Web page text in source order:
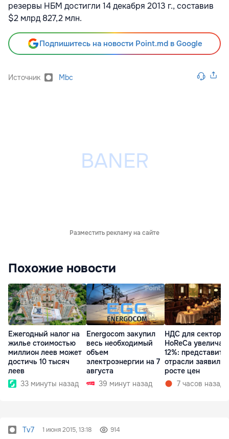
резервы НБМ достигли 14 декабря 2013 г., составив
$2 млрд 827,2 млн.
Подпишитесь на новости Point.md в Google
Источник Mbc
Разместить рекламу на сайте
Похожие новости
Ежегодный налог на
жилье стоимостью
миллион леев может
достичь 10 тысяч
леев
33 минуты назад
Energocom закупил
весь необходимый
объем
электроэнергии на 7
августа
39 минут назад
НДС для сектора
HoReCa увеличат
12%:
отрасли заявили
росте цен
7 часов назад
Tv7 1 июня 2015, 13:18 914